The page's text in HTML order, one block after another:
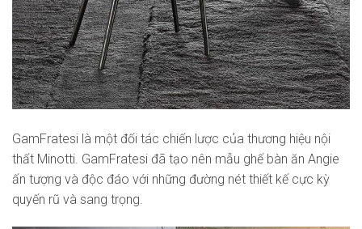
GamFratesi là một đối tác chiến lược của thương hiệu nội
thất Minotti. GamFratesi đã tạo nên mẫu ghế bàn ăn Angie
ấn tượng và độc đáo với những đường nét thiết kế cực kỳ
quyến rũ và sang trọng.